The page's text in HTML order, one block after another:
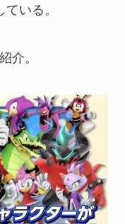
いる。
介。